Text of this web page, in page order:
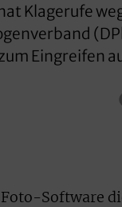
Klagerufe
Eingreifen
Software